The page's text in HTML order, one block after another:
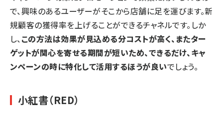
で、興味のあるユーザーがそこから店舗に足を運びます。新
規顧客の獲得率を上げることができるチャネルです。しか
し、この方法は効果が見込める分コストが高く、またター
ゲットが関心を寄せる期間が短いため、できるだけ、キャ
ンペーンの時に特化して活用するほうが良いでしょう。
小紅書（RED）